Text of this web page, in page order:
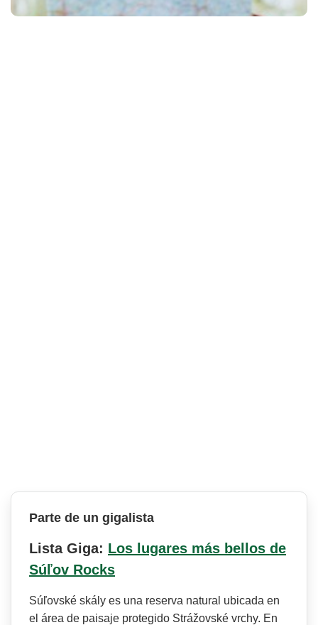
Parte de un gigalista
Lista Giga: Los lugares más bellos de
Súľov Rocks
Súľovské skály es una reserva natural ubicada en
el área de paisaje protegido Strážovské vrchy. En